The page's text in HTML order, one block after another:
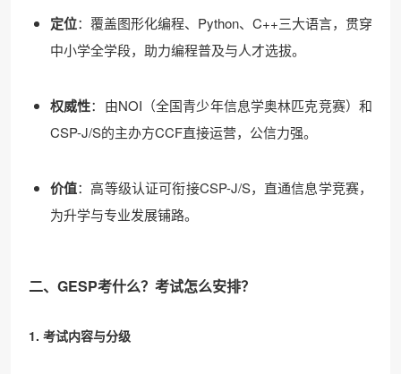
定位：覆盖图形化编程、Python、C++三大语言，贯穿
中小学全学段，助力编程普及与人才选拔。
权威性：由NOI（全国青少年信息学奥林匹克竞赛）和
CSP-J/S的主办方CCF直接运营，公信力强。
价值：高等级认证可衔接CSP-J/S，直通信息学竞赛，
为升学与专业发展铺路。
二、GESP考什么？考试怎么安排？
1. 考试内容与分级